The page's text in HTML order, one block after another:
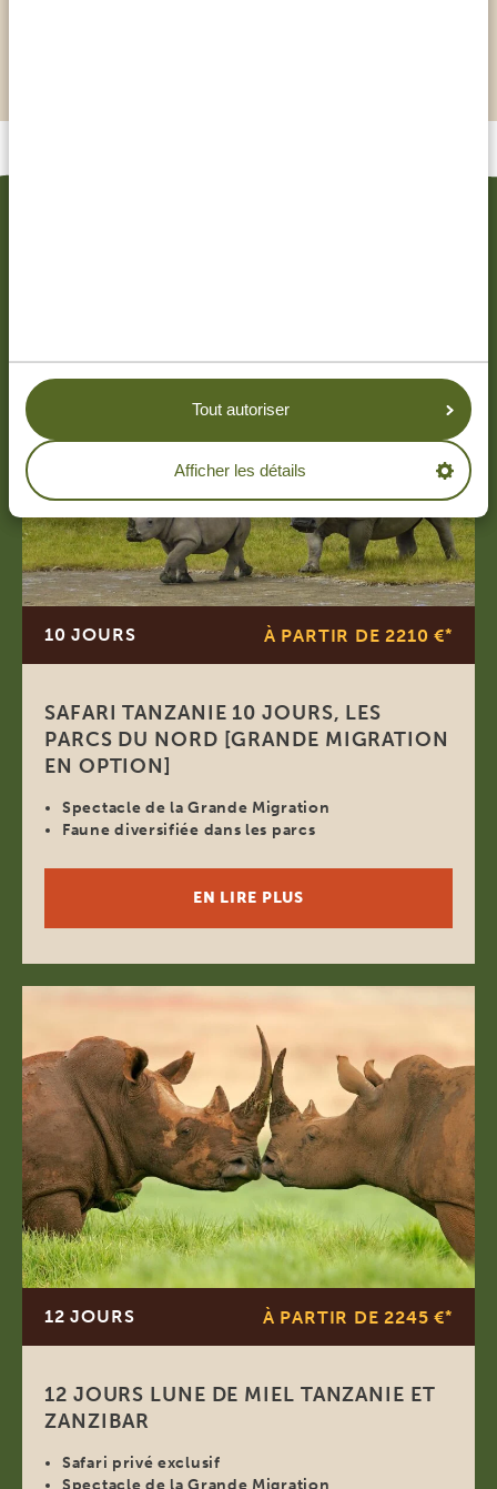
Tout autoriser
Afficher les détails
10 JOURS À PARTIR DE 2210 €*
SAFARI TANZANIE 10 JOURS, LES
PARCS DU NORD [GRANDE MIGRATION
EN OPTION]
Spectacle de la Grande Migration
Faune diversifiée dans les parcs
EN LIRE PLUS
12 JOURS À PARTIR DE 2245 €*
12 JOURS LUNE DE MIEL TANZANIE ET
ZANZIBAR
Safari privé exclusif
Spectacle de la Grande Migration